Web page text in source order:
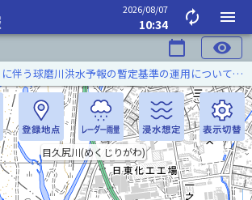
2026/08/07
10:34 autorenew
menu
calendar_today visibility
目久尻川(めくじりがわ)
「令和８年熊本地震」に伴う球磨川洪水予報の暫定基準の運用について（令和８年８月５日）